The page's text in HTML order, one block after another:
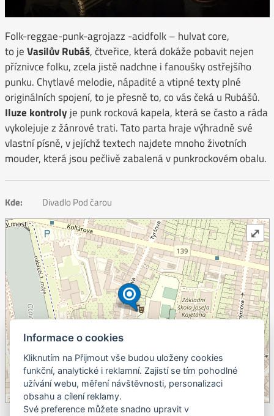
Folk-reggae-punk-agrojazz -acidfolk – hulvat core,
to jeVasilův Rubáš, čtveřice, která dokáže pobavit nejen
příznivce folku, zcela jistě nadchne i fanoušky ostřejšího
punku. Chytlavé melodie, nápadité a vtipné texty plné
originálních spojení, to je přesně to, co vás čeká u Rubášů.
Iluze kontrolyje punk rocková kapela, která se často a ráda
vykolejuje z žánrové trati. Tato parta hraje výhradně své
vlastní písně, v jejíchž textech najdete mnoho životních
mouder, která jsou pečlivě zabalená v punkrockovém obalu.
Kde: Divadlo Pod čarou
©OpenStreetMapcontributors.
⤢
Informace o cookies
Kliknutím na Přijmout vše budou uloženy cookies
funkční, analytické i reklamní. Zajistí se tím pohodlné
užívání webu, měření návštěvnosti, personalizaci
obsahu a cílení reklamy.
Své preference můžete snadno upravit v